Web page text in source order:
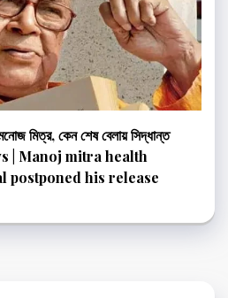
মিত্র, কেন শেষ বেলায় সিদ্ধান্ত
| Manoj mitra health
postponed his release